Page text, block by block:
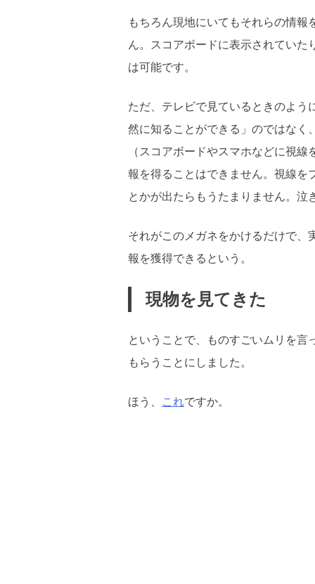
もちろん現地にいてもそれらの情
ん。スコアボードに表示されていた
は可能です。
ただ、テレビで見ているときのよう
然に知ることができる」のではなく
（スコアボードやスマホなどに視
報を得ることはできません。視線を
とかが出たらもうたまりません。泣
それがこのメガネをかけるだけで、
報を獲得できるという。
現物を見てきた
ということで、ものすごいムリを言
もらうことにしました。
ほう、 これですか。